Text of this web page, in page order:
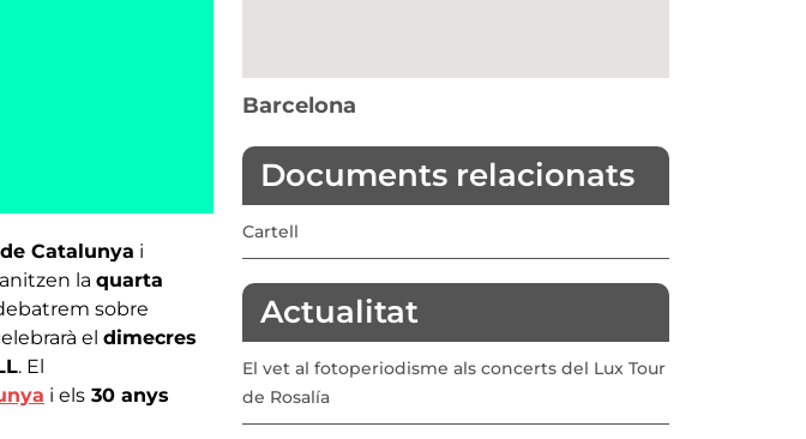
Catalunya i
la quarta
sobre
el dimecres
. El
i els 30 anys
Barcelona
Documents relacionats
Cartell
Actualitat
El vet al fotoperiodisme als concerts del Lux Tour
de Rosalía